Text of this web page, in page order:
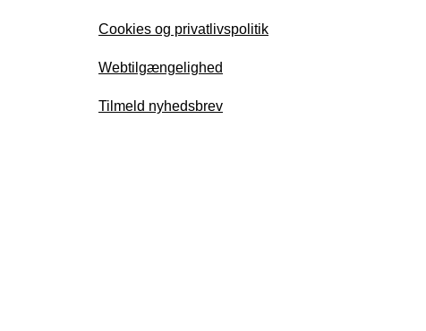
Cookies og privatlivspolitik
Webtilgængelighed
Tilmeld nyhedsbrev